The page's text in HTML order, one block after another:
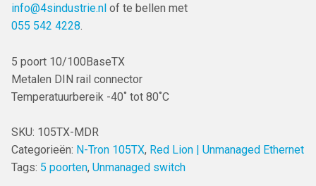
info@4sindustrie.nl of te bellen met
055 542 4228.
5 poort 10/100BaseTX
Metalen DIN rail connector
Temperatuurbereik -40˚ tot 80˚C
SKU: 105TX-MDR
Categorieën: N-Tron 105TX, Red Lion | Unmanaged Ethernet
Tags: 5 poorten, Unmanaged switch